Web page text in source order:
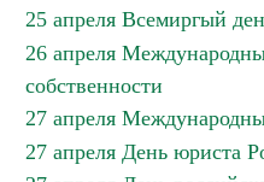
25 апреля Всемиргый
26 апреля
собственности
27 апреля
27 апреля День юриста